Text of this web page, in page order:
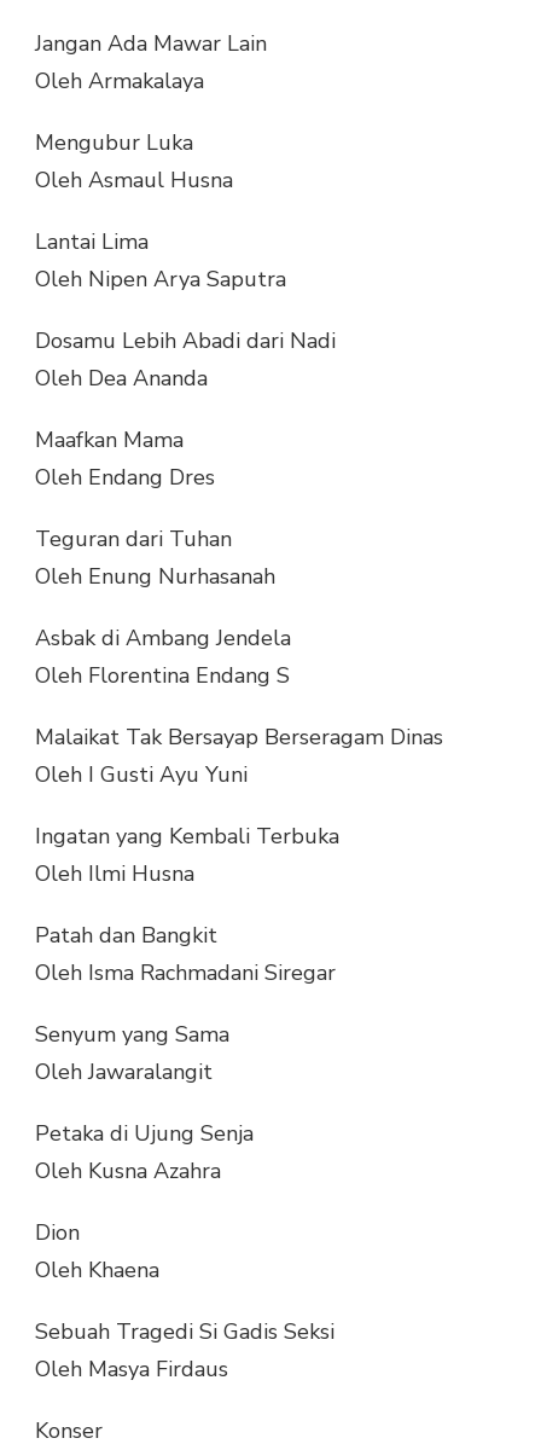
Jangan Ada Mawar Lain
Oleh Armakalaya
Mengubur Luka
Oleh Asmaul Husna
Lantai Lima
Oleh Nipen Arya Saputra
Dosamu Lebih Abadi dari Nadi
Oleh Dea Ananda
Maafkan Mama
Oleh Endang Dres
Teguran dari Tuhan
Oleh Enung Nurhasanah
Asbak di Ambang Jendela
Oleh Florentina Endang S
Malaikat Tak Bersayap Berseragam Dinas
Oleh I Gusti Ayu Yuni
Ingatan yang Kembali Terbuka
Oleh Ilmi Husna
Patah dan Bangkit
Oleh Isma Rachmadani Siregar
Senyum yang Sama
Oleh Jawaralangit
Petaka di Ujung Senja
Oleh Kusna Azahra
Dion
Oleh Khaena
Sebuah Tragedi Si Gadis Seksi
Oleh Masya Firdaus
Konser